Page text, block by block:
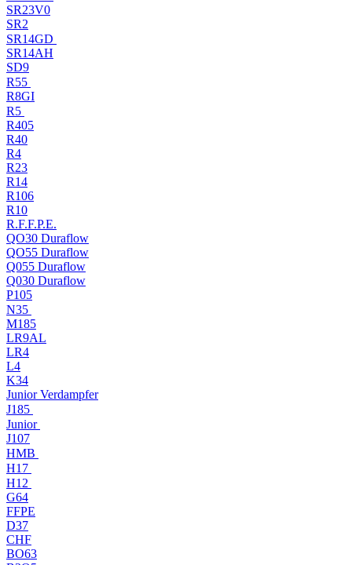
SR23V0
SR2
SR14GD
SR14AH
SD9
R55
R8GI
R5
R405
R40
R4
R23
R14
R106
R10
R.F.F.P.E.
QO30 Duraflow
QO55 Duraflow
Q055 Duraflow
Q030 Duraflow
P105
N35
M185
LR9AL
LR4
L4
K34
Junior Verdampfer
J185
Junior
J107
HMB
H17
H12
G64
FFPE
D37
CHF
BO63